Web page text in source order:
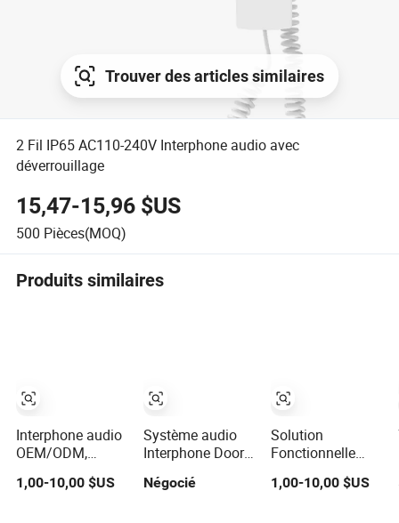
Trouver des articles similaires
2 Fil IP65 AC110-240V Interphone audio avec
déverrouillage
15,47-15,96 $US
500 Pièces(MOQ)
Produits similaires
Interphone audio
OEM/ODM,
interphone,
1,00-10,00 $US
Système audio
Interphone Door
Boîtier en
Négocié
Solution
Fonctionnelle
Interphone Audio
Support Multi
1,00-10,00 $US